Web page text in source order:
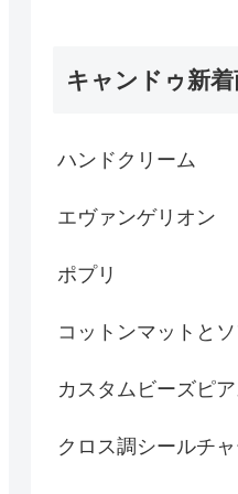
キャンドゥ新着
ハンドクリーム
エヴァンゲリオン
ポプリ
コットンマットと
カスタムビーズピア
クロス調シールチ